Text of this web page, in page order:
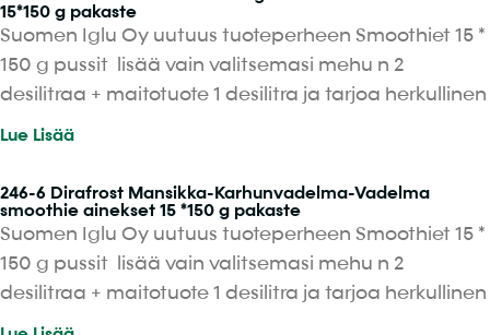
15*150 g pakaste
Suomen Iglu Oy uutuus tuoteperheen Smoothiet 15 *
150 g pussit lisää vain valitsemasi mehu n 2
desilitraa + maitotuote 1 desilitra ja tarjoa herkullinen
Lue Lisää
246-6 Dirafrost Mansikka-Karhunvadelma-Vadelma
smoothie ainekset 15 *150 g pakaste
Suomen Iglu Oy uutuus tuoteperheen Smoothiet 15 *
150 g pussit lisää vain valitsemasi mehu n 2
desilitraa + maitotuote 1 desilitra ja tarjoa herkullinen